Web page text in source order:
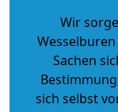
Wir
Sachen
sich selbst